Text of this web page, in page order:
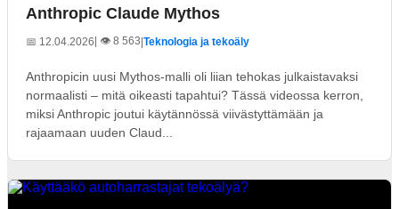
Anthropic Claude Mythos
📅 12.04.2026| 👁️ 8 563 Teknologia ja tekoäly
Anthropicin uusi Mythos-malli oli liian tehokas julkaistavaksi
normaalisti – mitä oikeasti tapahtui? Tässä videossa kerron,
miksi Anthropic joutui käytännössä viivästyttämään ja
rajaamaan uuden Claud...